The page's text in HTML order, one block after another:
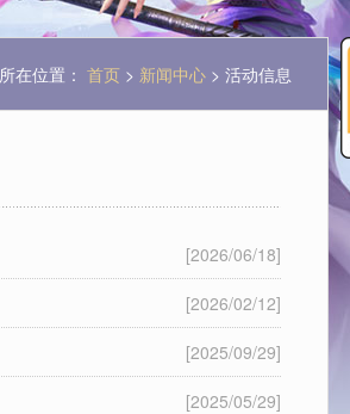
在位置： 首页 > 新闻中心 > 活动信息
[2026/06/18]
[2026/02/12]
[2025/09/29]
[2025/05/29]